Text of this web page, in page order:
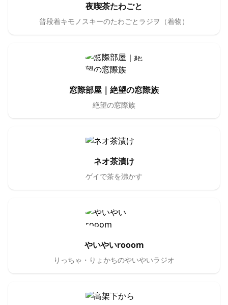
夜喫茶たわごと
普段着キモノスキーのたわごとラジヲ（着物）
窓際部屋｜絶望の窓際族
絶望の窓際族
ネオ茶漬け
ゲイで茶を沸かす
やいやいrooom
りっちゃ・りょかちのやいやいラジオ